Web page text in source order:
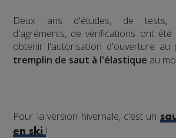
​Deux ans d'études, de tests,
d'agréments, de vérifications ont
obtenir l'autorisation d'ouverture au
tremplin de saut à l'élastique au
Pour la version hivernale, c'est un
en ski !